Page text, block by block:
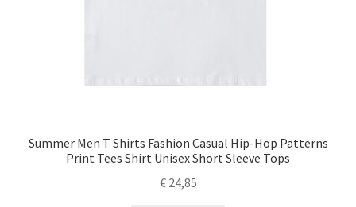
Summer Men T Shirts Fashion Casual Hip-Hop Patterns
Print Tees Shirt Unisex Short Sleeve Tops
€24,85